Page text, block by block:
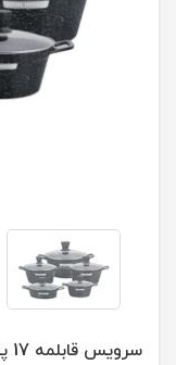
سرویس قابلمه 17 پارچه دسینی مدل رویال کد 1816